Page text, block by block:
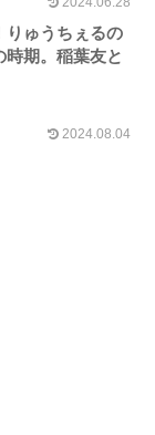
りゅうちぇるの
時期。稲葉友と
2024.08.04